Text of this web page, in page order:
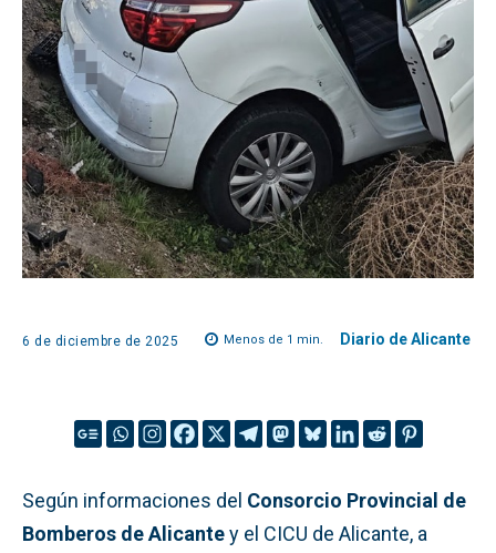
6 de diciembre de 2025 Menos de 1 min. Diario de Alicante
Según informaciones del Consorcio Provincial de
Bomberos de Alicantey el CICU de Alicante, a